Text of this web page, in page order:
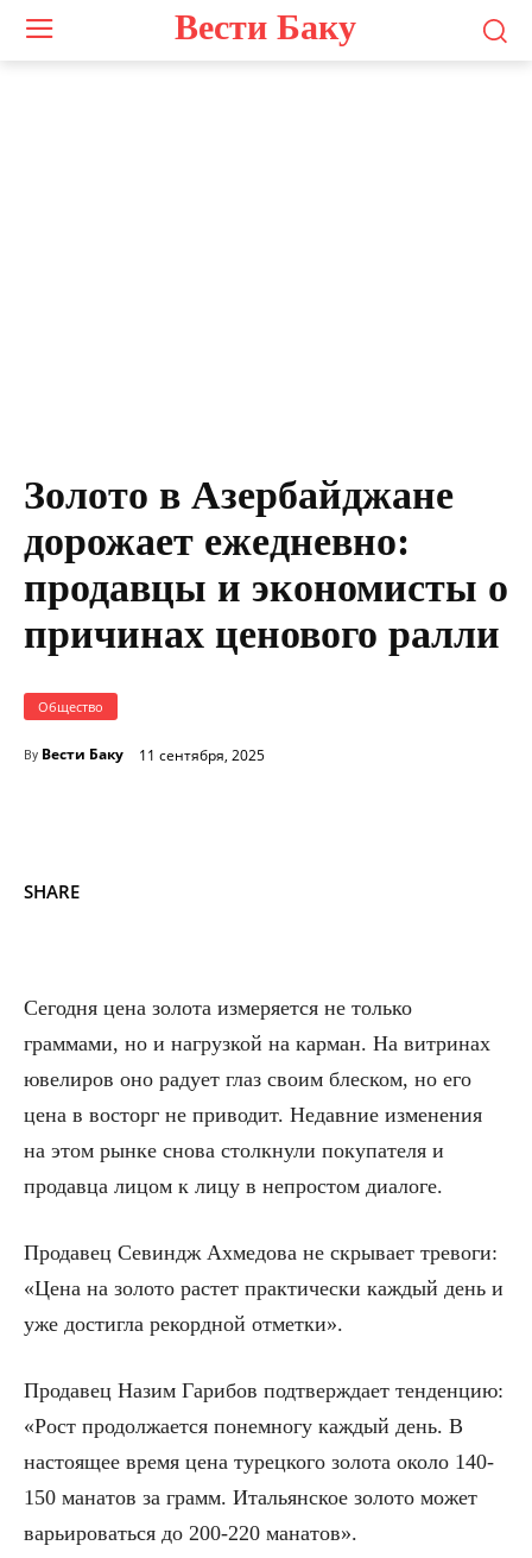
Вести Баку
Золото в Азербайджане
дорожает ежедневно:
продавцы и экономисты о
причинах ценового ралли
Общество
By Вести Баку 11 сентября, 2025
SHARE
Сегодня цена золота измеряется не только
граммами, но и нагрузкой на карман. На витринах
ювелиров оно радует глаз своим блеском, но его
цена в восторг не приводит. Недавние изменения
на этом рынке снова столкнули покупателя и
продавца лицом к лицу в непростом диалоге.
Продавец Севиндж Ахмедова не скрывает тревоги:
«Цена на золото растет практически каждый день и
уже достигла рекордной отметки».
Продавец Назим Гарибов подтверждает тенденцию:
«Рост продолжается понемногу каждый день. В
настоящее время цена турецкого золота около 140-
150 манатов за грамм. Итальянское золото может
варьироваться до 200-220 манатов».